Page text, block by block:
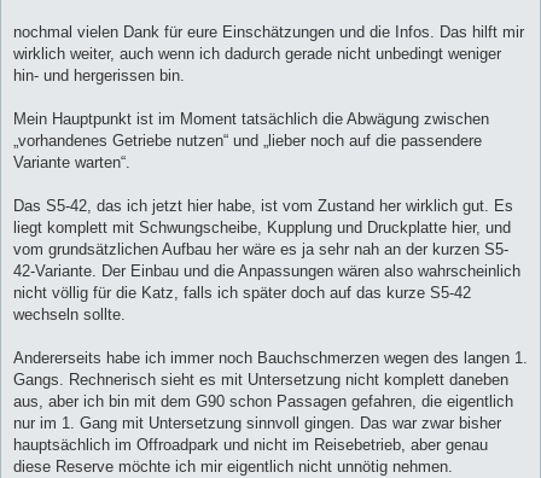
a
nochmal vielen Dank für eure Einschätzungen und die Infos. Das hilft mir
wirklich weiter, auch wenn ich dadurch gerade nicht unbedingt weniger
hin- und hergerissen bin.
Mein Hauptpunkt ist im Moment tatsächlich die Abwägung zwischen
„vorhandenes Getriebe nutzen“ und „lieber noch auf die passendere
Variante warten“.
Das S5-42, das ich jetzt hier habe, ist vom Zustand her wirklich gut. Es
liegt komplett mit Schwungscheibe, Kupplung und Druckplatte hier, und
vom grundsätzlichen Aufbau her wäre es ja sehr nah an der kurzen S5-
42-Variante. Der Einbau und die Anpassungen wären also wahrscheinlich
nicht völlig für die Katz, falls ich später doch auf das kurze S5-42
wechseln sollte.
Andererseits habe ich immer noch Bauchschmerzen wegen des langen 1.
Gangs. Rechnerisch sieht es mit Untersetzung nicht komplett daneben
aus, aber ich bin mit dem G90 schon Passagen gefahren, die eigentlich
nur im 1. Gang mit Untersetzung sinnvoll gingen. Das war zwar bisher
hauptsächlich im Offroadpark und nicht im Reisebetrieb, aber genau
diese Reserve möchte ich mir eigentlich nicht unnötig nehmen.